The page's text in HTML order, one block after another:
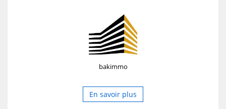
bakimmo
En savoir plus